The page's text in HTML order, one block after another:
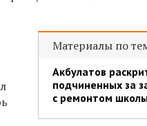
Материалы по
Акбулатов
подчиненных за
с ремонтом